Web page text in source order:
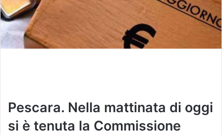
Pescara. Nella mattinata di oggi
si è tenuta la Commissione